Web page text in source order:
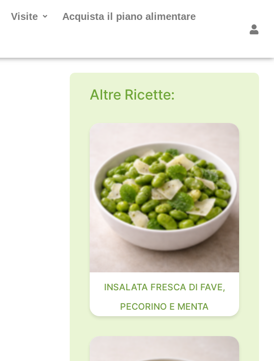
Visite Acquista il piano alimentare
Altre Ricette:
INSALATA FRESCA DI FAVE,
PECORINO E MENTA